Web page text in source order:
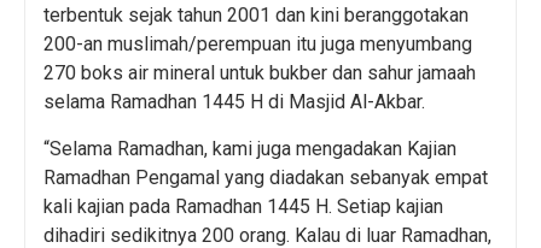
terbentuk sejak tahun 2001 dan kini beranggotakan
200-an muslimah/perempuan itu juga menyumbang
270 boks air mineral untuk bukber dan sahur jamaah
selama Ramadhan 1445 H di Masjid Al-Akbar.
“Selama Ramadhan, kami juga mengadakan Kajian
Ramadhan Pengamal yang diadakan sebanyak empat
kali kajian pada Ramadhan 1445 H. Setiap kajian
dihadiri sedikitnya 200 orang. Kalau di luar Ramadhan,